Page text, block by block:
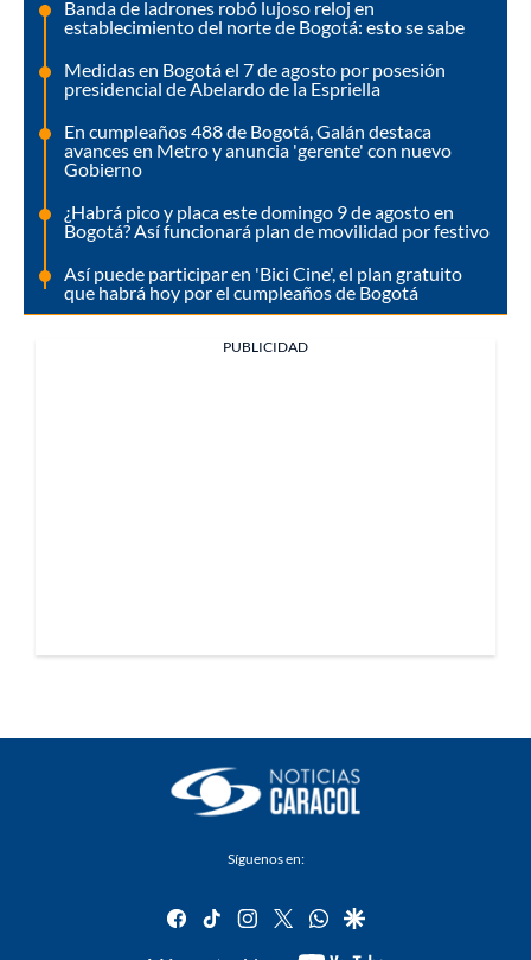
Banda de ladrones robó lujoso reloj en
establecimiento del norte de Bogotá: esto se sabe
Medidas en Bogotá el 7 de agosto por posesión
presidencial de Abelardo de la Espriella
En cumpleaños 488 de Bogotá, Galán destaca
avances en Metro y anuncia 'gerente' con nuevo
Gobierno
¿Habrá pico y placa este domingo 9 de agosto en
Bogotá? Así funcionará plan de movilidad por festivo
Así puede participar en 'Bici Cine', el plan gratuito
que habrá hoy por el cumpleaños de Bogotá
PUBLICIDAD
Síguenos en:
facebook
tiktok instagram
twitterwhatsapp
google